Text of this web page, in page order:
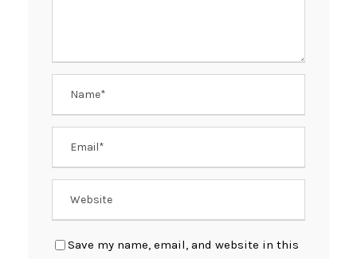
Save my name, email, and website in this